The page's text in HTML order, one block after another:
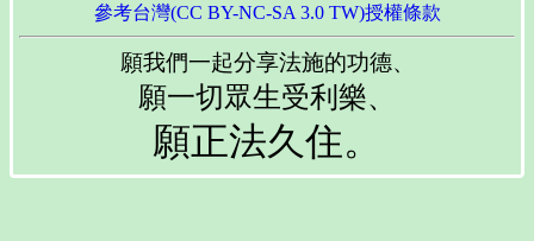
參考台灣(CC BY-NC-SA 3.0 TW)授權條款
願我們一起分享法施的功德、
願一切眾生受利樂、
願正法久住。